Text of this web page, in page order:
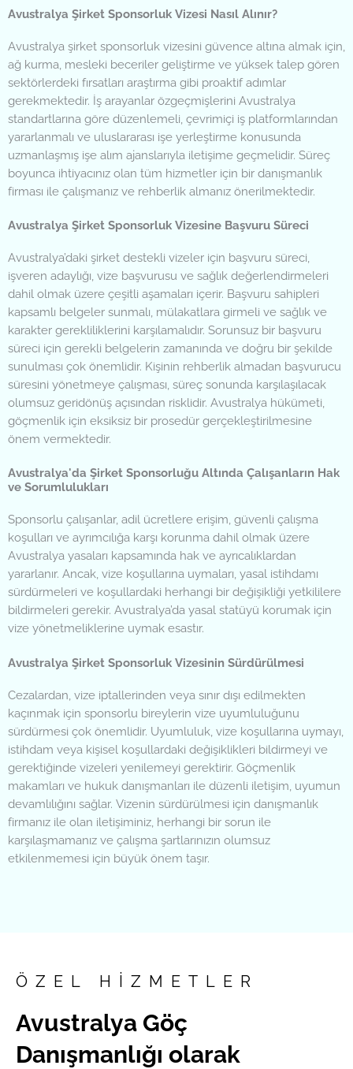
Avustralya Şirket Sponsorluk Vizesi Nasıl Alınır?
Avustralya şirket sponsorluk vizesini güvence altına almak için,
ağ kurma, mesleki beceriler geliştirme ve yüksek talep gören
sektörlerdeki fırsatları araştırma gibi proaktif adımlar
gerekmektedir. İş arayanlar özgeçmişlerini Avustralya
standartlarına göre düzenlemeli, çevrimiçi iş platformlarından
yararlanmalı ve uluslararası işe yerleştirme konusunda
uzmanlaşmış işe alım ajanslarıyla iletişime geçmelidir. Süreç
boyunca ihtiyacınız olan tüm hizmetler için bir danışmanlık
firması ile çalışmanız ve rehberlik almanız önerilmektedir.
Avustralya Şirket Sponsorluk Vizesine Başvuru Süreci
Avustralya’daki şirket destekli vizeler için başvuru süreci,
işveren adaylığı, vize başvurusu ve sağlık değerlendirmeleri
dahil olmak üzere çeşitli aşamaları içerir. Başvuru sahipleri
kapsamlı belgeler sunmalı, mülakatlara girmeli ve sağlık ve
karakter gerekliliklerini karşılamalıdır. Sorunsuz bir başvuru
süreci için gerekli belgelerin zamanında ve doğru bir şekilde
sunulması çok önemlidir. Kişinin rehberlik almadan başvurucu
süresini yönetmeye çalışması, süreç sonunda karşılaşılacak
olumsuz geridönüş açısından risklidir. Avustralya hükümeti,
göçmenlik için eksiksiz bir prosedür gerçekleştirilmesine
önem vermektedir.
Avustralya'da Şirket Sponsorluğu Altında Çalışanların Hak
ve Sorumlulukları
Sponsorlu çalışanlar, adil ücretlere erişim, güvenli çalışma
koşulları ve ayrımcılığa karşı korunma dahil olmak üzere
Avustralya yasaları kapsamında hak ve ayrıcalıklardan
yararlanır. Ancak, vize koşullarına uymaları, yasal istihdamı
sürdürmeleri ve koşullardaki herhangi bir değişikliği yetkililere
bildirmeleri gerekir. Avustralya’da yasal statüyü korumak için
vize yönetmeliklerine uymak esastır.
Avustralya Şirket Sponsorluk Vizesinin Sürdürülmesi
Cezalardan, vize iptallerinden veya sınır dışı edilmekten
kaçınmak için sponsorlu bireylerin vize uyumluluğunu
sürdürmesi çok önemlidir. Uyumluluk, vize koşullarına uymayı,
istihdam veya kişisel koşullardaki değişiklikleri bildirmeyi ve
gerektiğinde vizeleri yenilemeyi gerektirir. Göçmenlik
makamları ve hukuk danışmanları ile düzenli iletişim, uyumun
devamlılığını sağlar. Vizenin sürdürülmesi için danışmanlık
firmanız ile olan iletişiminiz, herhangi bir sorun ile
karşılaşmamanız ve çalışma şartlarınızın olumsuz
etkilenmemesi için büyük önem taşır.
ÖZEL HİZMETLER
Avustralya Göç
Danışmanlığı olarak